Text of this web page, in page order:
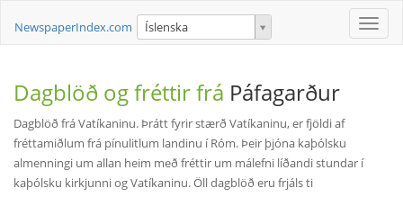
Toggle
NewspaperIndex.com Íslenska
Dagblöð og fréttir frá Páfagarður
Dagblöð frá Vatíkaninu. Þrátt fyrir stærð Vatíkaninu, er fjöldi af
fréttamiðlum frá pínulitlum landinu í Róm. Þeir þjóna kaþólsku
almenningi um allan heim með fréttir um málefni líðandi stundar í
kaþólsku kirkjunni og Vatíkaninu. Öll dagblöð eru frjáls ti